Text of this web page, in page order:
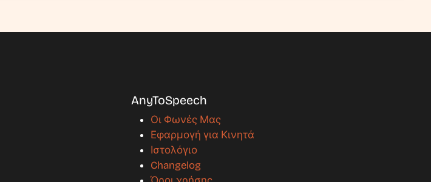
AnyToSpeech
Οι Φωνές Μας
Εφαρμογή για Κινητά
Ιστολόγιο
Changelog